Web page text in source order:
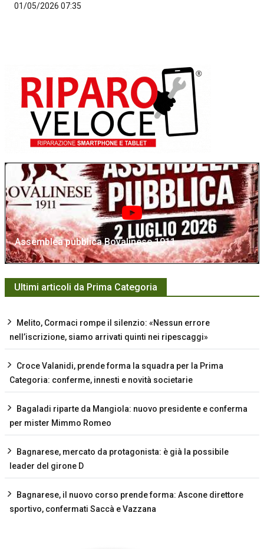
01/05/2026 07:35
Assemblea pubblica Bovalinese 1911
Ultimi articoli da Prima Categoria
Melito, Cormaci rompe il silenzio: «Nessun errore
nell’iscrizione, siamo arrivati quinti nei ripescaggi»
Croce Valanidi, prende forma la squadra per la Prima
Categoria: conferme, innesti e novità societarie
Bagaladi riparte da Mangiola: nuovo presidente e conferma
per mister Mimmo Romeo
Bagnarese, mercato da protagonista: è già la possibile
leader del girone D
Bagnarese, il nuovo corso prende forma: Ascone direttore
sportivo, confermati Saccà e Vazzana